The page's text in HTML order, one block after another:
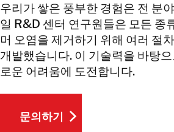
우리가 쌓은 풍부한 경험은 전 분
일 R&D 센터 연구원들은 모든 종
머 오염을 제거하기 위해 여러 절
개발했습니다. 이 기술력을 바탕
로운 어려움에 도전합니다.
문의하기